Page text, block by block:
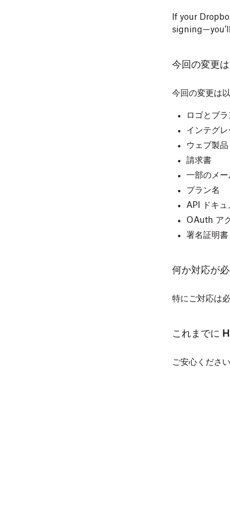
If your
今回の変更
今回の変更は
ロゴとブラ
インテグ
ウェブ製品
請求書
一部のメー
プラン名
API ドキュ
OAuth ア
署名証明書
何か対応が
特にご対応は
これまでに
ご安心くださ